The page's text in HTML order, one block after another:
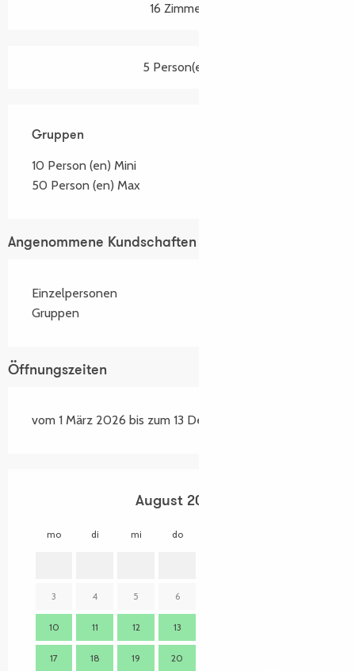
16 Zimmer
5 Person(en)
Gruppen
Gruppen
10 Person (en) Mini
50 Person (en) Max
Angenommene Kundschaften
Einzelpersonen
Gruppen
Öffnungszeiten
vom 1 März 2026 bis zum 13 Dezember 2026
August 2026
mo di mi do
3 4 5 6
10 11 12 13
17 18 19 20